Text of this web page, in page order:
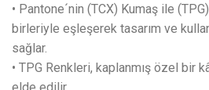
• Pantone´nin (TCX) Kumaş ile
birleriyle eşleşerek tasarım ve
sağlar.
• TPG Renkleri, kaplanmış özel bir
elde edilir.